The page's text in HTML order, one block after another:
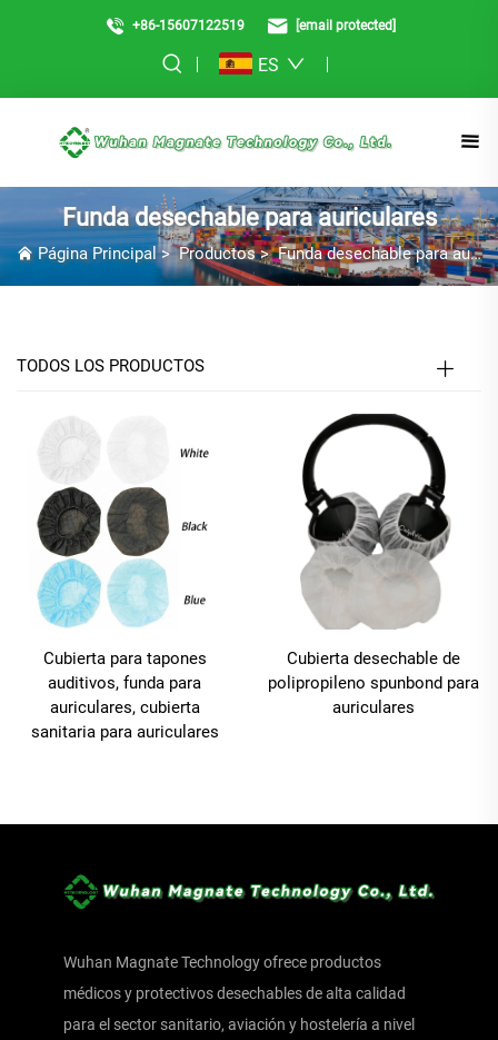
+86-15607122519 [email protected]
ES
Funda desechable para auriculares
Página Principal >Productos>Funda desechable para auriculares
TODOS LOS PRODUCTOS
Cubierta para tapones
auditivos, funda para
auriculares, cubierta
sanitaria para auriculares
Cubierta desechable de
polipropileno spunbond para
auriculares
Wuhan Magnate Technology ofrece productos
médicos y protectivos desechables de alta calidad
para el sector sanitario, aviación y hostelería a nivel